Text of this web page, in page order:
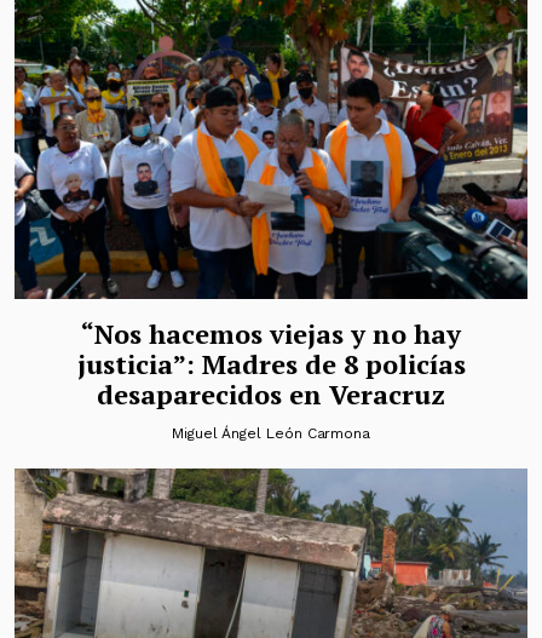
“Nos hacemos viejas y no hay
justicia”: Madres de 8 policías
desaparecidos en Veracruz
Miguel Ángel León Carmona